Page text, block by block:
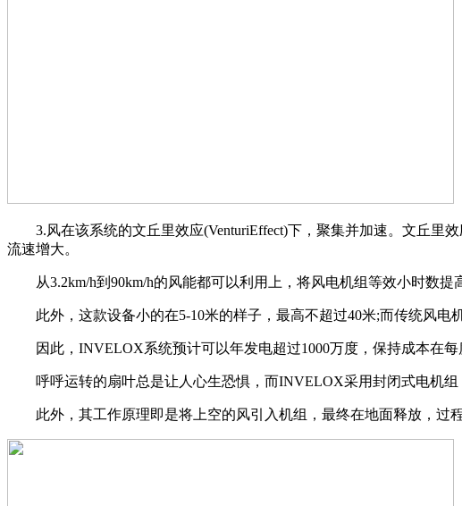
3.风在该系统的文丘里效应(VenturiEffect)下，聚集并加速。文丘里
流速增大。
从3.2km/h到90km/h的风能都可以利用上，将风电机组等效小时数提
此外，这款设备小的在5-10米的样子，最高不超过40米;而传统风电
因此，INVELOX系统预计可以年发电超过1000万度，保持成本在每
呼呼运转的扇叶总是让人心生恐惧，而INVELOX采用封闭式电机组
此外，其工作原理即是将上空的风引入机组，最终在地面释放，过